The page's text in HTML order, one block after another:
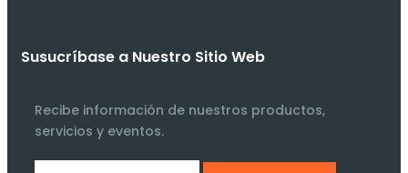
Susucríbase a Nuestro Sitio Web
Recibe información de nuestros productos,
servicios y eventos.